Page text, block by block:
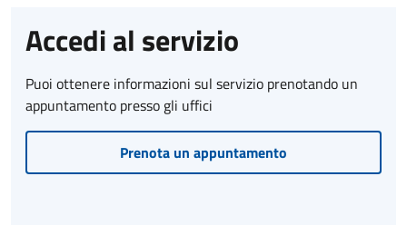
Accedi al servizio
Puoi ottenere informazioni sul servizio prenotando un
appuntamento presso gli uffici
Prenota un appuntamento